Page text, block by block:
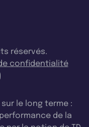
réservés.
confidentialité
le long terme :
de la